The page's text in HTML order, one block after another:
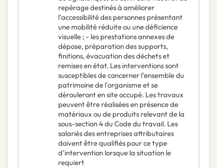
repérage destinés à améliorer
l'accessibilité des personnes présentant
une mobilité réduite ou une déficience
visuelle ; - les prestations annexes de
dépose, préparation des supports,
finitions, évacuation des déchets et
remises en état. Les interventions sont
susceptibles de concerner l'ensemble du
patrimoine de l'organisme et se
dérouleront en site occupé. Les travaux
peuvent être réalisées en présence de
matériaux ou de produits relevant de la
sous-section 4 du Code du travail. Les
salariés des entreprises attributaires
doivent être qualifiés pour ce type
d'intervention lorsque la situation le
requiert